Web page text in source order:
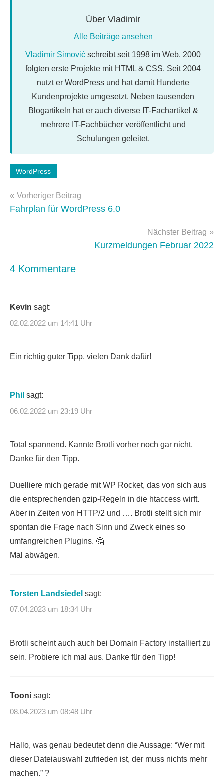
Über Vladimir
Alle Beiträge ansehen
Vladimir Simović schreibt seit 1998 im Web. 2000
folgten erste Projekte mit HTML & CSS. Seit 2004
nutzt er WordPress und hat damit Hunderte
Kundenprojekte umgesetzt. Neben tausenden
Blogartikeln hat er auch diverse IT-Fachartikel &
mehrere IT-Fachbücher veröffentlicht und
Schulungen geleitet.
Schlagwörter:
Performance
WordPress
Beitragsnavigation
Vorheriger Beitrag
Fahrplan für WordPress 6.0
Nächster Beitrag
Kurzmeldungen Februar 2022
4 Kommentare
Kevin sagt:
02.02.2022 um 14:41 Uhr
Ein richtig guter Tipp, vielen Dank dafür!
Phil sagt:
06.02.2022 um 23:19 Uhr
Total spannend. Kannte Brotli vorher noch gar nicht.
Danke für den Tipp.
Duelliere mich gerade mit WP Rocket, das von sich aus
die entsprechenden gzip-Regeln in die htaccess wirft.
Aber in Zeiten von HTTP/2 und …. Brotli stellt sich mir
spontan die Frage nach Sinn und Zweck eines so
umfangreichen Plugins. 🤔
Mal abwägen.
Torsten Landsiedel sagt:
07.04.2023 um 18:34 Uhr
Brotli scheint auch auch bei Domain Factory installiert zu
sein. Probiere ich mal aus. Danke für den Tipp!
Tooni sagt:
08.04.2023 um 08:48 Uhr
Hallo, was genau bedeutet denn die Aussage: “Wer mit
dieser Dateiauswahl zufrieden ist, der muss nichts mehr
machen.” ?